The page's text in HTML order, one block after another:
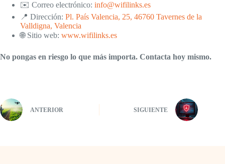
✉️ Correo electrónico: info@wifilinks.es
📍 Dirección: Pl. País Valencia, 25, 46760 Tavernes de la
Valldigna, Valencia
🌐 Sitio web: www.wifilinks.es
No pongas en riesgo lo que más importa. Contacta hoy mismo.
ANTERIOR SIGUIENTE